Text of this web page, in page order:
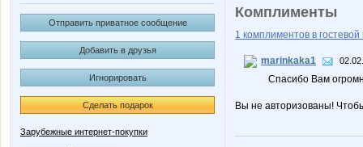
Отправить приватное сообщение
Добавить в друзья
Игнорировать
Сделать подарок
Зарубежные интернет-покупки
Комплименты
1 комплиментов в гостевой
marinkaka1
Спасибо Вам
Вы не авторизованы!